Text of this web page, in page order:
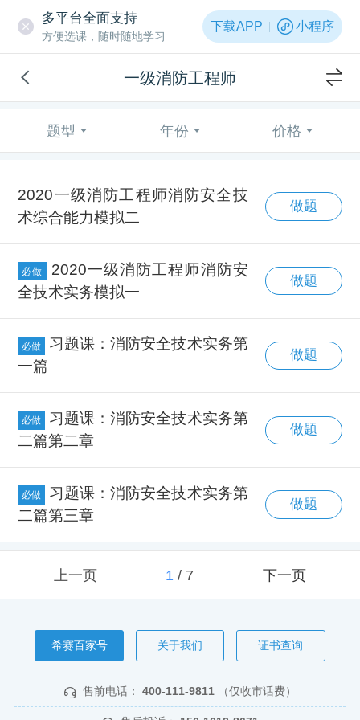
多平台全面支持
方便选课，随时随地学习
下载APP 小程序
一级消防工程师
题型 年份 价格
2020一级消防工程师消防安全技
术综合能力模拟二
做题
必做
2020一级消防工程师消防安
全技术实务模拟一
做题
必做
习题课：消防安全技术实务第
一篇
做题
必做
习题课：消防安全技术实务第
二篇第二章
做题
必做
习题课：消防安全技术实务第
二篇第三章
做题
上一页 1/ 7 下一页
希赛百家号 关于我们 证书查询
售前电话： 400-111-9811 （仅收市话费）